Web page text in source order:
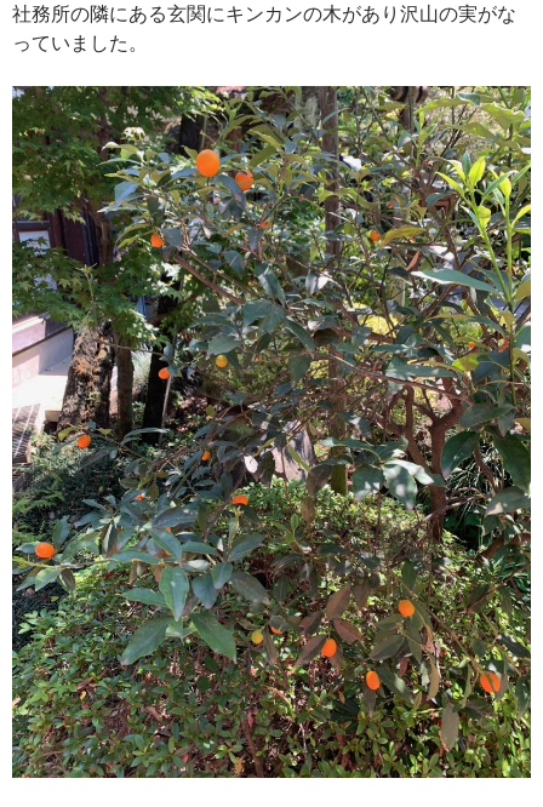
社務所の隣にある玄関にキンカンの木があり沢山の実がな
っていました。